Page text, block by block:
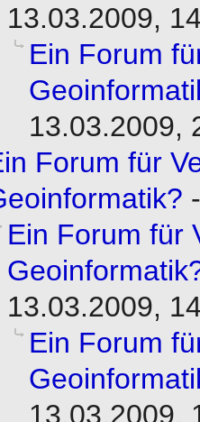
13.03.2009,
Ein Forum
13.03.2009,
Forum für
Ein Forum für
13.03.2009,
Ein Forum
13.03.2009,